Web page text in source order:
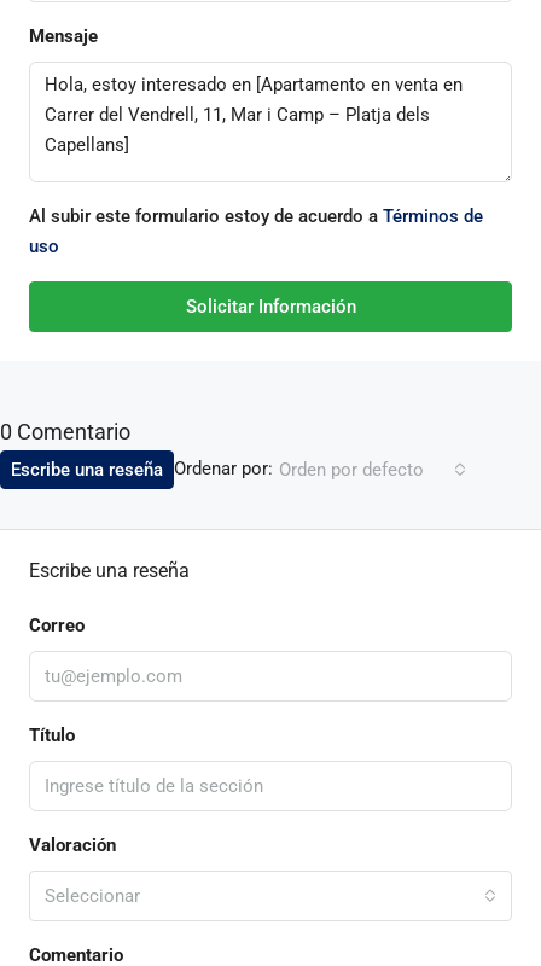
Mensaje
Al subir este formulario estoy de acuerdo a Términos de
uso
Solicitar Información
0 Comentario
Ordenar por: Orden por defecto
Escribe una reseña
Escribe una reseña
Correo
Título
Valoración
Seleccionar
Comentario